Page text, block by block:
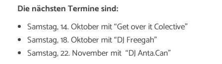
Die nächsten Termine sind:
Samstag, 14. Oktober mit “Get over it Colective”
Samstag, 18. Oktober mit “DJ Freegah”
Samstag, 22. November mit “DJ Anta.Can”